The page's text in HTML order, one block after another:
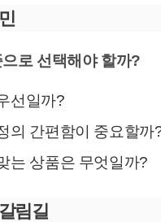
로 선택해야 할까?
선일까?
의 간편함이 중요할까
는 상품은 무엇일까?
림길